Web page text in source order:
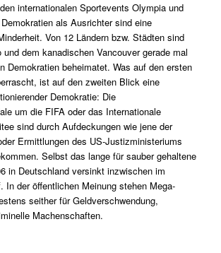
internationalen Sportevents Olympia und
als Ausrichter sind eine
Von 12 Ländern bzw. Städten sind
und dem kanadischen Vancouver gerade mal
Demokratien beheimatet. Was auf den ersten
ist auf den zweiten Blick eine
Demokratie: Die
um die FIFA oder das Internationale
sind durch Aufdeckungen wie jene der
Ermittlungen des US-Justizministeriums
Selbst das lange für sauber gehaltene
in Deutschland versinkt inzwischen im
In der öffentlichen Meinung stehen Mega-
seither für Geldverschwendung,
Machenschaften.